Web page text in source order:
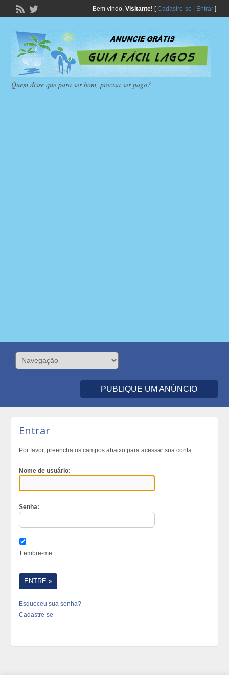
Bem vindo, Visitante! [Cadastre-se Entrar]
Quem disse que para ser bom, precisa ser pago?
PUBLIQUE UM ANÚNCIO
Entrar
Por favor, preencha os campos abaixo para acessar sua conta.
Nome de usuário:
Senha:
Lembre-me
Esqueceu sua senha?
Cadastre-se